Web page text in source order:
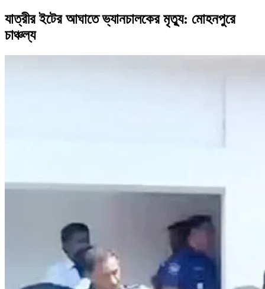
যাত্রীর ইটের আঘাতে ভ্যানচালকের মৃত্যু: মোহনপুরে
চাঞ্চল্য